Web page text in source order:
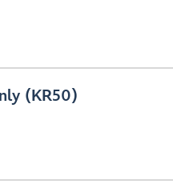
(KR50)